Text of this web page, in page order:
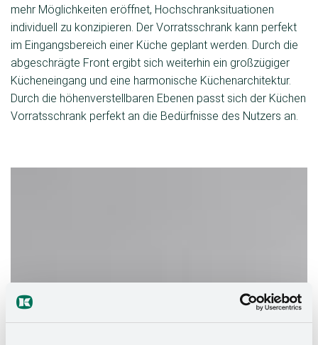
mehr Möglichkeiten eröffnet, Hochschranksituationen
individuell zu konzipieren. Der Vorratsschrank kann perfekt
im Eingangsbereich einer Küche geplant werden. Durch die
abgeschrägte Front ergibt sich weiterhin ein großzügiger
Kücheneingang und eine harmonische Küchenarchitektur.
Durch die höhenverstellbaren Ebenen passt sich der Küchen
Vorratsschrank perfekt an die Bedürfnisse des Nutzers an.